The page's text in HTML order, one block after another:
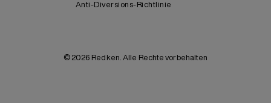
Anti-Diversions-Richtlinie
© 2026 Redken. Alle Rechte vorbehalten